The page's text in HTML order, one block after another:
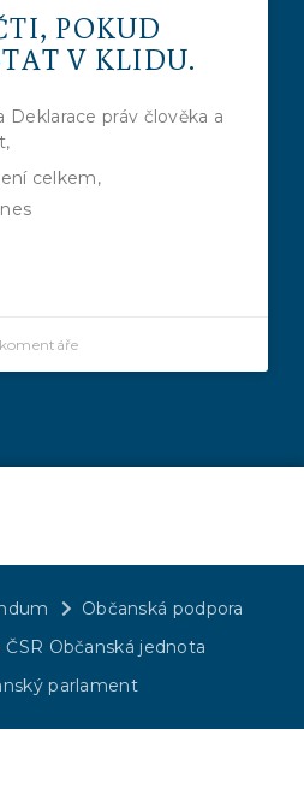
POKUD
V KLIDU.
Deklarace práv člověka a
celkem,
Občanská podpora
Občanská jednota
parlament